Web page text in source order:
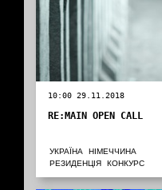
10:00 29.11.2018
RE:MAIN OPEN CALL
УКРАЇНА
НІМЕЧЧИНА
РЕЗИДЕНЦІЯ
КОНКУРС